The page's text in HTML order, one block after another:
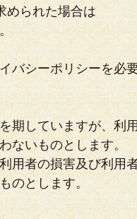
められた場合は
バシーポリシーを必
期していますが、利
ないものとします。
用者の損害及び利用
のとします。